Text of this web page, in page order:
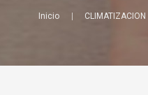
Inicio CLIMATIZACION